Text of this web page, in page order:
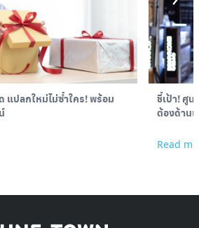
แปลกใหม่ไม่ซ้ำใคร! พร้อม
ชี้เป้า! ศู
ต้องด้านเ
Read